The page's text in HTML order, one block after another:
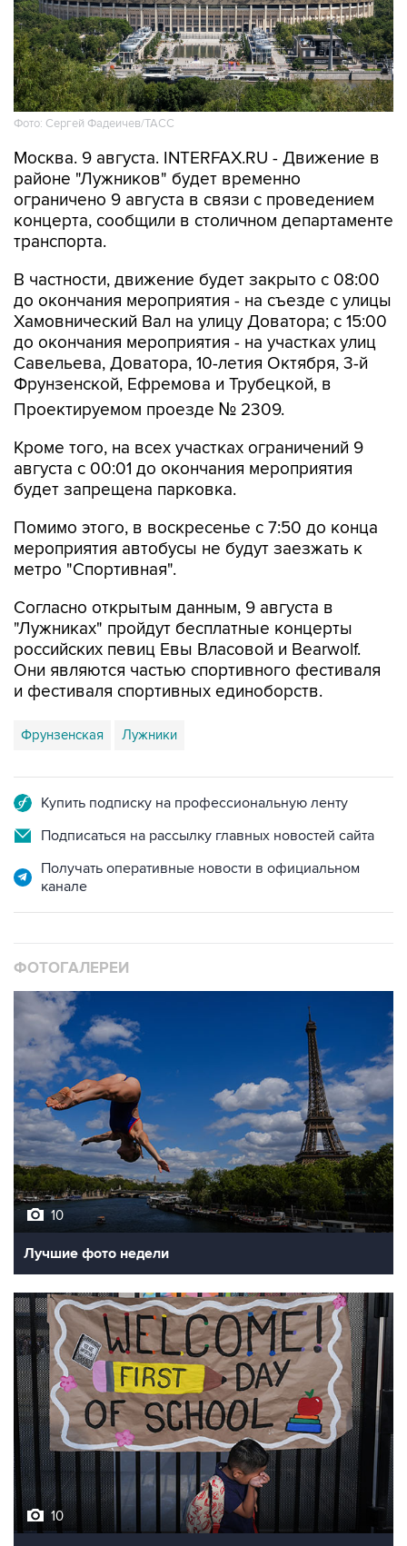
Фото: Сергей Фадеичев/ТАСС
Москва. 9 августа. INTERFAX.RU - Движение в
ограничено 9 августа в связи с проведением
концерта, сообщили в столичном департаменте
транспорта.
В частности, движение будет закрыто с 08:00
Хамовнический Вал на улицу Доватора; с 15:00
до окончания мероприятия - на участках улиц
Савельева, Доватора, 10-летия Октября, 3-й
Фрунзенской, Ефремова и Трубецкой, в
Проектируемом проезде № 2309.
Кроме того, на всех участках ограничений 9
будет запрещена парковка.
Помимо этого, в воскресенье с 7:50 до конца
метро "Спортивная".
Согласно открытым данным, 9 августа в
российских певиц Евы Власовой и Bearwolf.
Они являются частью спортивного фестиваля
и фестиваля спортивных единоборств.
Фрунзенская Лужники
Подписаться на рассылку главных новостей сайта
Получать оперативные новости в официальном
канале
10
Лучшие фото недели
10
Фотохроника 7 августа